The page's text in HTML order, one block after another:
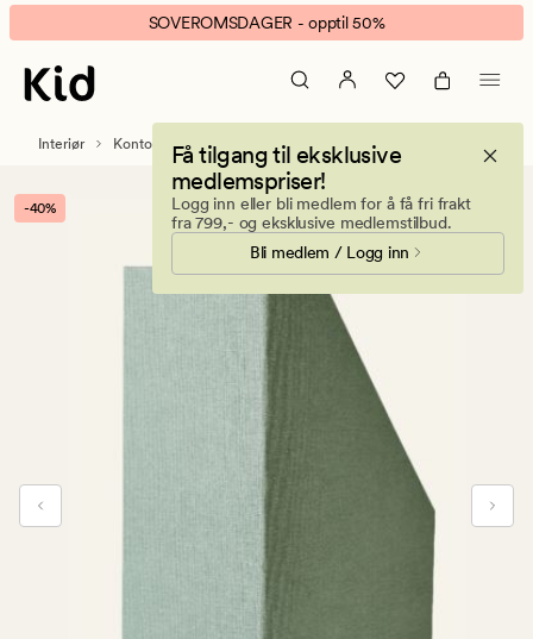
Document
magasinholder
grønn
banner.
Klikk
ESCAPE
pause.
SOVEROMSDAGER - opptil 50%
Få tilgang til eksklusive
medlemspriser!
Logg inn eller bli medlem for å få fri frakt
fra 799,- og eksklusive medlemstilbud.
Bli medlem / Logg inn
Interiør Kontorrekvisita Magasinholdere og kontororganisering
-40%